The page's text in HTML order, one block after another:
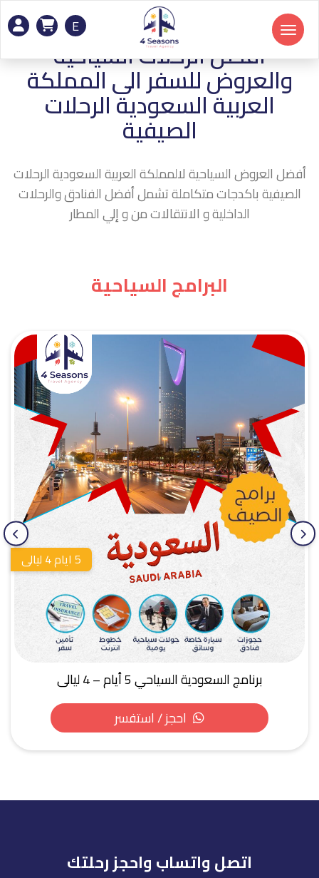
E Toggle navigation
افضل الرحلات السياحية
والعروض للسفر الى المملكة
العربية السعودية الرحلات
الصيفية
أفضل العروض السياحية لالمملكة العربية السعودية الرحلات
الصيفية باكدجات متكاملة تشمل أفضل الفنادق والرحلات
الداخلية و الانتقالات من و إلي المطار
البرامج السياحية
برنامج السعودية السياحي 5 أيام – 4 ليالى
5 ايام 4 ليالى
احجز / استفسر
اتصل واتساب واحجز رحلتك